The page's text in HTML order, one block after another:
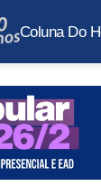
Coluna Do